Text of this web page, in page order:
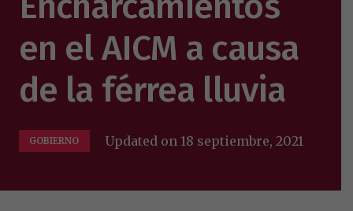
en el AICM a causa
de la férrea lluvia
GOBIERNO Updated on 18 septiembre, 2021